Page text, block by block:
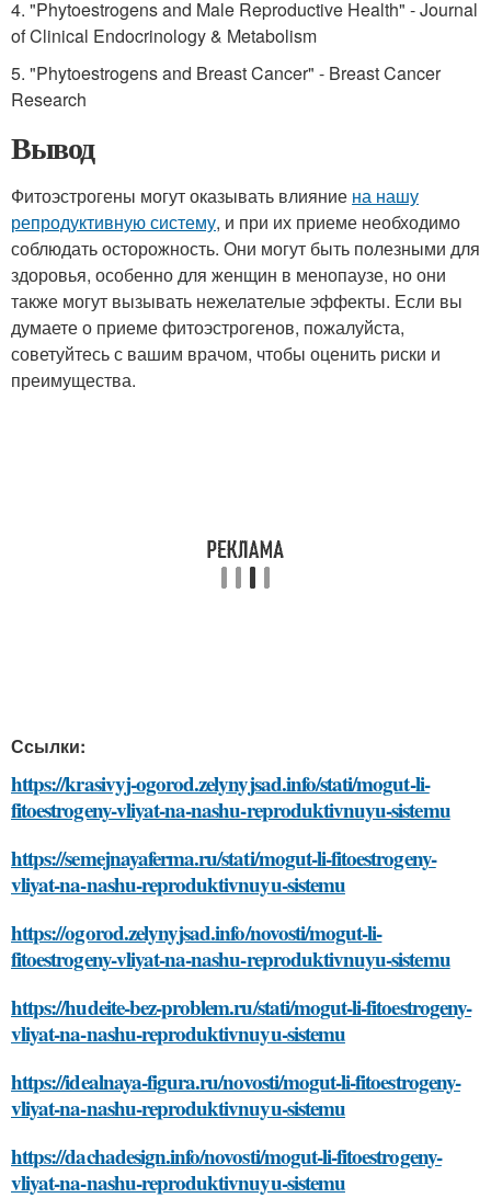
4. "Phytoestrogens and Male Reproductive Health" - Journal
of Clinical Endocrinology & Metabolism
5. "Phytoestrogens and Breast Cancer" - Breast Cancer
Research
Вывод
Фитоэстрогены могут оказывать влияние на нашу
репродуктивную систему, и при их приеме необходимо
соблюдать осторожность. Они могут быть полезными для
здоровья, особенно для женщин в менопаузе, но они
также могут вызывать нежелателые эффекты. Если вы
думаете о приеме фитоэстрогенов, пожалуйста,
советуйтесь с вашим врачом, чтобы оценить риски и
преимущества.
Ссылки:
https://krasivyj-ogorod.zelynyjsad.info/stati/mogut-li-
fitoestrogeny-vliyat-na-nashu-reproduktivnuyu-sistemu
https://semejnayaferma.ru/stati/mogut-li-fitoestrogeny-
vliyat-na-nashu-reproduktivnuyu-sistemu
https://ogorod.zelynyjsad.info/novosti/mogut-li-
fitoestrogeny-vliyat-na-nashu-reproduktivnuyu-sistemu
https://hudeite-bez-problem.ru/stati/mogut-li-fitoestrogeny-
vliyat-na-nashu-reproduktivnuyu-sistemu
https://idealnaya-figura.ru/novosti/mogut-li-fitoestrogeny-
vliyat-na-nashu-reproduktivnuyu-sistemu
https://dachadesign.info/novosti/mogut-li-fitoestrogeny-
vliyat-na-nashu-reproduktivnuyu-sistemu